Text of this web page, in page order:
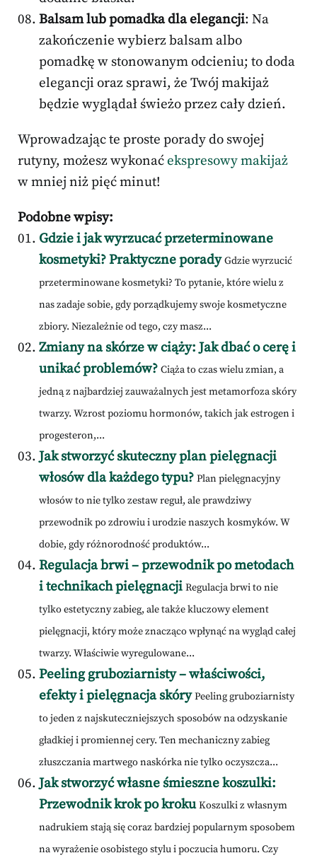
Balsam lub pomadka dla elegancji: Na
zakończenie wybierz balsam albo
pomadkę w stonowanym odcieniu; to doda
elegancji oraz sprawi, że Twój makijaż
będzie wyglądał świeżo przez cały dzień.
Wprowadzając te proste porady do swojej
rutyny, możesz wykonaćekspresowy makijaż
w mniej niż pięć minut!
Podobne wpisy:
Gdzie i jak wyrzucać przeterminowane
kosmetyki? Praktyczne porady Gdzie wyrzucić
przeterminowane kosmetyki? To pytanie, które wielu z
nas zadaje sobie, gdy porządkujemy swoje kosmetyczne
zbiory. Niezależnie od tego, czy masz...
Zmiany na skórze w ciąży: Jak dbać o cerę i
unikać problemów? Ciąża to czas wielu zmian, a
jedną z najbardziej zauważalnych jest metamorfoza skóry
twarzy. Wzrost poziomu hormonów, takich jak estrogen i
progesteron,...
Jak stworzyć skuteczny plan pielęgnacji
włosów dla każdego typu? Plan pielęgnacyjny
włosów to nie tylko zestaw reguł, ale prawdziwy
przewodnik po zdrowiu i urodzie naszych kosmyków. W
dobie, gdy różnorodność produktów...
Regulacja brwi – przewodnik po metodach
i technikach pielęgnacji Regulacja brwi to nie
tylko estetyczny zabieg, ale także kluczowy element
pielęgnacji, który może znacząco wpłynąć na wygląd całej
twarzy. Właściwie wyregulowane...
Peeling gruboziarnisty – właściwości,
efekty i pielęgnacja skóry Peeling gruboziarnisty
to jeden z najskuteczniejszych sposobów na odzyskanie
gładkiej i promiennej cery. Ten mechaniczny zabieg
złuszczania martwego naskórka nie tylko oczyszcza...
Jak stworzyć własne śmieszne koszulki:
Przewodnik krok po kroku Koszulki z własnym
nadrukiem stają się coraz bardziej popularnym sposobem
na wyrażenie osobistego stylu i poczucia humoru. Czy